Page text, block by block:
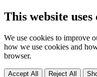
This website uses
We use cookies to improve
how we use cookies and
browser.
Accept All Reject All